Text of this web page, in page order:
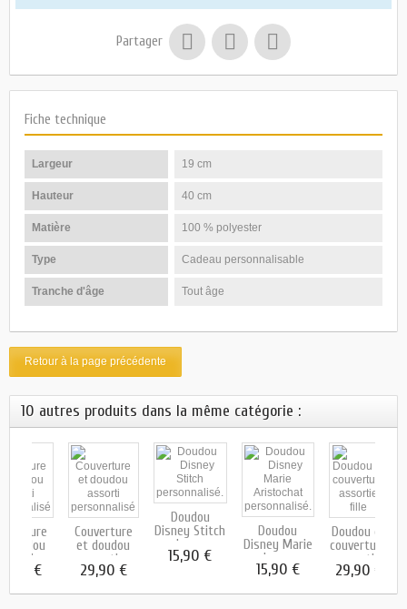
Partager
Fiche technique
Largeur 19 cm
Hauteur 40 cm
Matière 100 % polyester
Type Cadeau personnalisable
Tranche d'âge Tout âge
Retour à la page précédente
10 autres produits dans la même catégorie :
doudou
€
Couverture
et doudou
assorti...
29,90 €
Doudou
Disney Stitch
lange
15,90 €
Doudou
Disney Marie
lange
15,90 €
Doudou et
couverture
assortie
fille
29,90 €